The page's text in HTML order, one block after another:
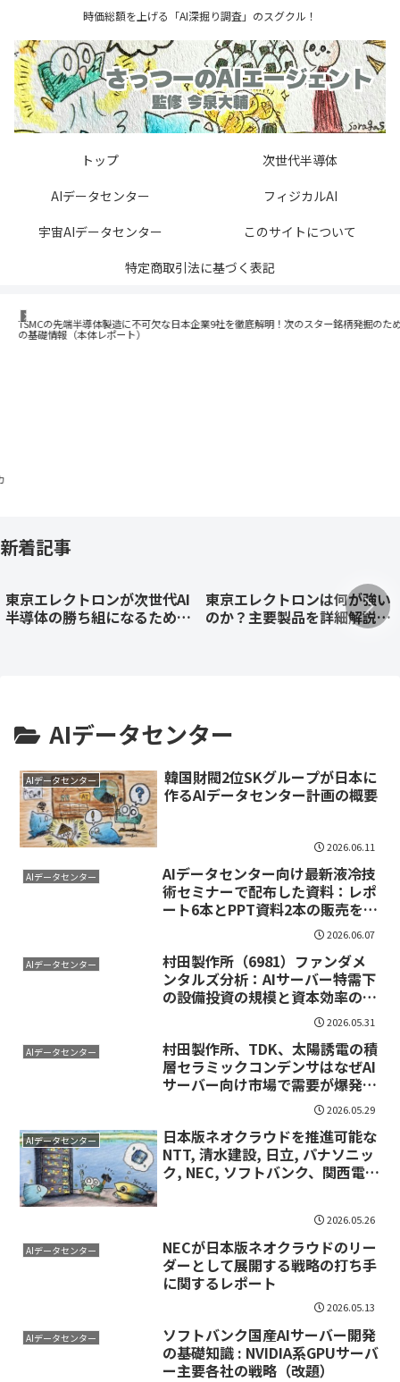
時価総額を上げる「AI深掘り調査」のスグクル！
トップ
次世代半導体
AIデータセンター
フィジカルAI
宇宙AIデータセンター
このサイトについて
特定商取引法に基づく表記
次世代半導体
TSMCの先端半導体製造に不可欠な日本企業9社を徹底解明！次のスター銘柄発掘のため
の基礎情報（本体レポート）
新着記事
東京エレクトロンが次世代AI
半導体の勝ち組になるために
東京エレクトロンは何が強い
のか？主要製品を詳細解説。
2026年4〜6月期決算徹底分
AIデータセンター
AIデータセンター
韓国財閥2位SKグループが日本に
作るAIデータセンター計画の概要
2026.06.11
AIデータセンター
AIデータセンター向け最新液冷技
術セミナーで配布した資料：レポ
ート6本とPPT資料2本の販売を開
2026.06.07
AIデータセンター
村田製作所（6981）ファンダメ
ンタルズ分析：AIサーバー特需下
の設備投資の規模と資本効率の検
2026.05.31
AIデータセンター
村田製作所、TDK、太陽誘電の積
層セラミックコンデンサはなぜAI
サーバー向け市場で需要が爆発し
ているのか？（投資家向けレポー
2026.05.29
AIデータセンター
日本版ネオクラウドを推進可能な
NTT, 清水建設, 日立, パナソニッ
ク, NEC, ソフトバンク、関西電力
2026.05.26
AIデータセンター
NECが日本版ネオクラウドのリー
ダーとして展開する戦略の打ち手
に関するレポート
2026.05.13
AIデータセンター
ソフトバンク国産AIサーバー開発
の基礎知識 : NVIDIA系GPUサーバ
ー主要各社の戦略（改題）